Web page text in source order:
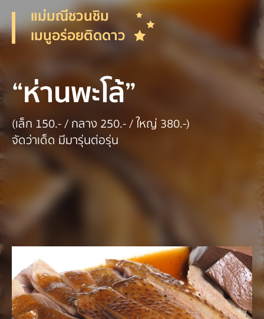
แม่มณีชวนชิม
เมนูอร่อยติดดาว
“ห่านพะโล้”
(เล็ก 150.- / กลาง 250.- / ใหญ่ 380.-)
จัดว่าเด็ด มีมารุ่นต่อรุ่น